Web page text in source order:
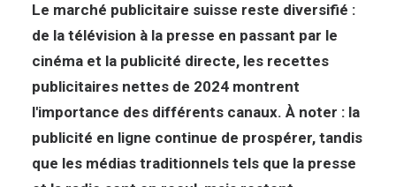
Le marché publicitaire suisse reste diversifié :
de la télévision à la presse en passant par le
cinéma et la publicité directe, les recettes
publicitaires nettes de 2024 montrent
l'importance des différents canaux. À noter : la
publicité en ligne continue de prospérer, tandis
que les médias traditionnels tels que la presse